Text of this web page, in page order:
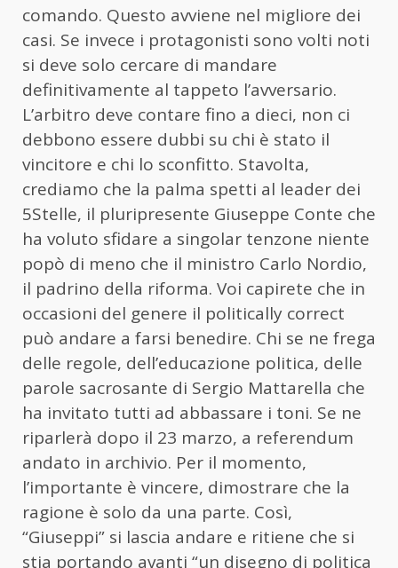
comando. Questo avviene nel migliore dei
casi. Se invece i protagonisti sono volti noti
si deve solo cercare di mandare
definitivamente al tappeto l’avversario.
L’arbitro deve contare fino a dieci, non ci
debbono essere dubbi su chi è stato il
vincitore e chi lo sconfitto. Stavolta,
crediamo che la palma spetti al leader dei
5Stelle, il pluripresente Giuseppe Conte che
ha voluto sfidare a singolar tenzone niente
popò di meno che il ministro Carlo Nordio,
il padrino della riforma. Voi capirete che in
occasioni del genere il politically correct
può andare a farsi benedire. Chi se ne frega
delle regole, dell’educazione politica, delle
parole sacrosante di Sergio Mattarella che
ha invitato tutti ad abbassare i toni. Se ne
riparlerà dopo il 23 marzo, a referendum
andato in archivio. Per il momento,
l’importante è vincere, dimostrare che la
ragione è solo da una parte. Così,
“Giuseppi” si lascia andare e ritiene che si
stia portando avanti “un disegno di politica